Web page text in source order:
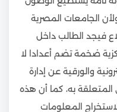
الجامعات المصرية
فيجد الطالب داخل
ضخمة تضم أعدادا لا
والورقية عن إدارة
المتعلقة به، كما أن هذه
المعلومات